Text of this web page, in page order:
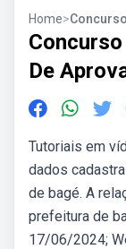
Home>
De
Tutoriais em
dados
de bagé. A
prefeitura de
17/06/2024;